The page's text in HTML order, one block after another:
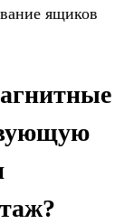
ящиков